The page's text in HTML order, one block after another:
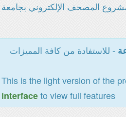
المصحف الإلكتروني بجامعة
- للاستفادة من كافة المميزات
This is the light version of the
interfaceto view full features